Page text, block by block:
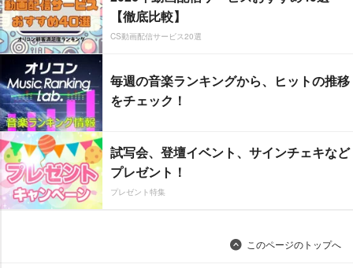
【徹底比較】
CS動画配信サービス20選
毎週の音楽ランキングから、ヒットの推移
をチェック！
試写会、登壇イベント、サインチェキなど
プレゼント！
プレゼント特集
このページのトップへ